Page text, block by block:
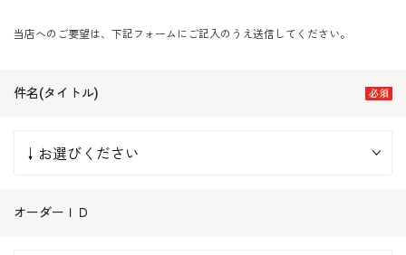
当店へのご要望は、下記フォームにご記入のうえ送信してください。
件名(タイトル)
オーダーＩＤ